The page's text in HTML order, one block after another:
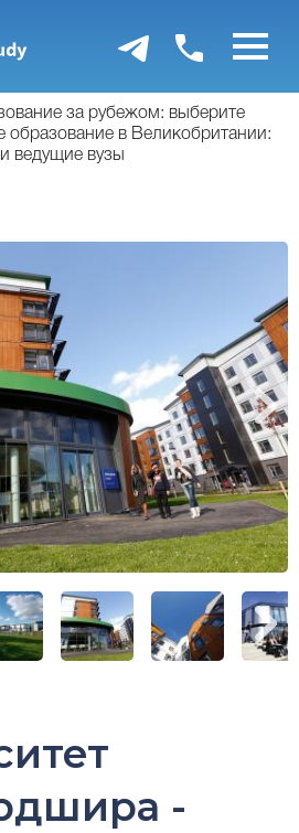
за рубежом: выберите
образование в Великобритании:
ведущие вузы
-